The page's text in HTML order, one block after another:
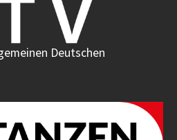
Deutschen